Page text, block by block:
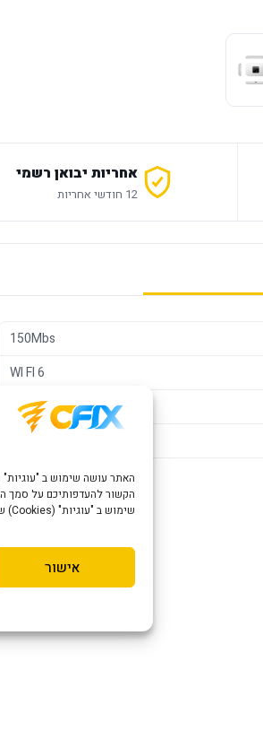
הקשור להעדפותיכם על סמך
שימוש ב "עוגיות" (Cookies) שלה ושל צדדים שלישיים. מידע נוסף ניתן למצוא ב
אישור
אחריות יבואן רשמי
12 חודשי אחריות
150Mbs
WI FI 6
פנימי